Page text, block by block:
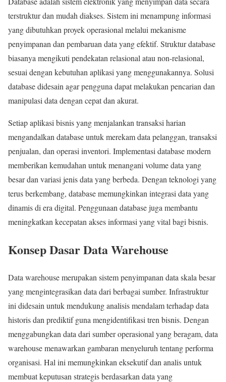
terstruktur dan mudah diakses. Sistem ini menampung informasi
yang dibutuhkan proyek operasional melalui mekanisme
penyimpanan dan pembaruan data yang efektif. Struktur database
biasanya mengikuti pendekatan relasional atau non-relasional,
sesuai dengan kebutuhan aplikasi yang menggunakannya. Solusi
database didesain agar pengguna dapat melakukan pencarian dan
manipulasi data dengan cepat dan akurat.
Setiap aplikasi bisnis yang menjalankan transaksi harian
mengandalkan database untuk merekam data pelanggan, transaksi
penjualan, dan operasi inventori. Implementasi database modern
memberikan kemudahan untuk menangani volume data yang
besar dan variasi jenis data yang berbeda. Dengan teknologi yang
terus berkembang, database memungkinkan integrasi data yang
dinamis di era digital. Penggunaan database juga membantu
meningkatkan kecepatan akses informasi yang vital bagi bisnis.
Konsep Dasar Data Warehouse
Data warehouse merupakan sistem penyimpanan data skala besar
yang mengintegrasikan data dari berbagai sumber. Infrastruktur
ini didesain untuk mendukung analisis mendalam terhadap data
historis dan prediktif guna mengidentifikasi tren bisnis. Dengan
menggabungkan data dari sumber operasional yang beragam, data
warehouse menawarkan gambaran menyeluruh tentang performa
organisasi. Hal ini memungkinkan eksekutif dan analis untuk
membuat keputusan strategis berdasarkan data yang